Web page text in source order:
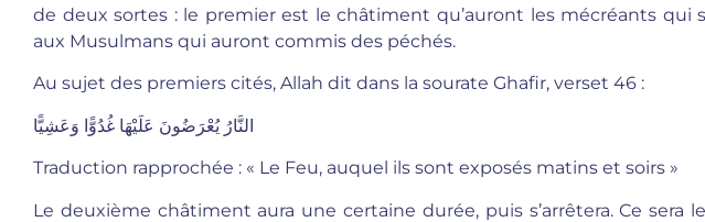
de deux sortes : le premier est le châtiment qu’auront les mécréants qui
aux Musulmans qui auront commis des péchés.
Au sujet des premiers cités, Allah dit dans la sourate Ghafir, verset 46 :
النَّارُ يُعْرَضُونَ عَلَيْهَا غُدُوًّا وَعَشِيًّا
Traduction rapprochée : « Le Feu, auquel ils sont exposés matins et soirs »
Le deuxième châtiment aura une certaine durée, puis s’arrêtera. Ce